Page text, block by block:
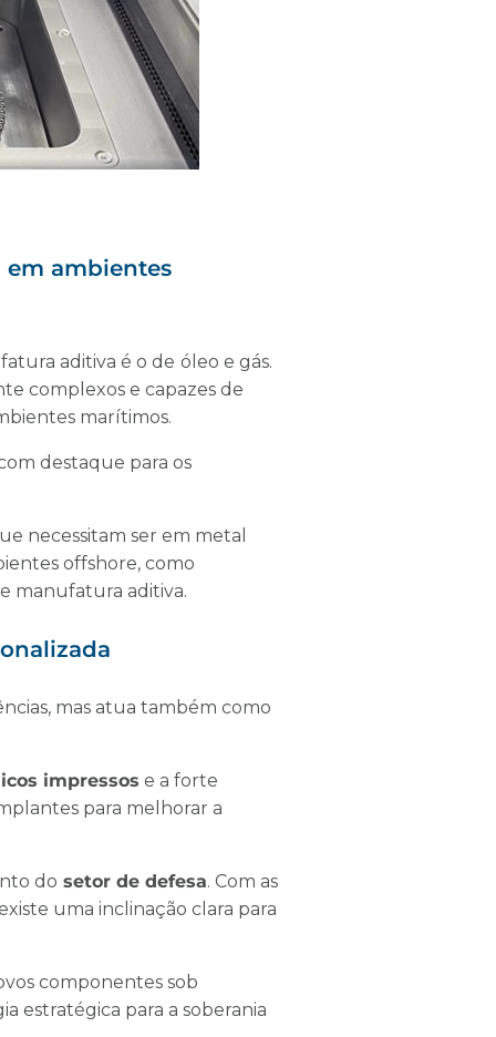
em ambientes
aditiva é o de óleo e gás.
complexos e capazes de
marítimos.
destaque para os
necessitam ser em metal
offshore, como
manufatura aditiva.
mas atua também como
impressos e a forte
para melhorar a
do setor de defesa. Com as
uma inclinação clara para
componentes sob
estratégica para a soberania